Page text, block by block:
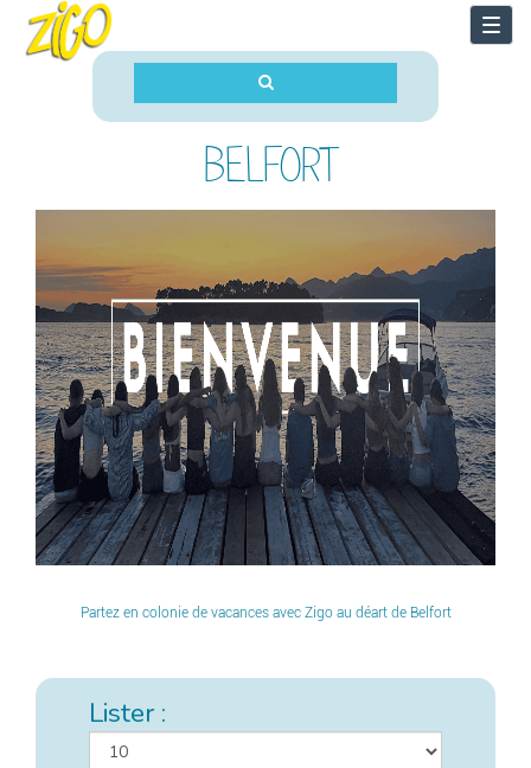
BELFORT
Partez en colonie de vacances avec Zigo au déart de Belfort
Lister :